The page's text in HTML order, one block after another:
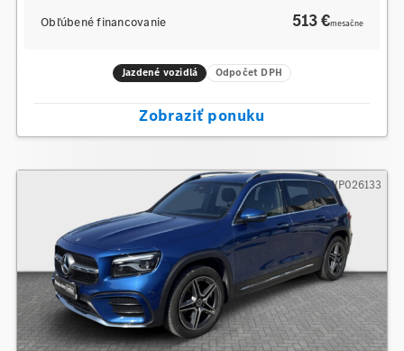
Obľúbené financovanie 513 €mesačne
Jazdené vozidlá Odpočet DPH
Zobraziť ponuku
GWP026133